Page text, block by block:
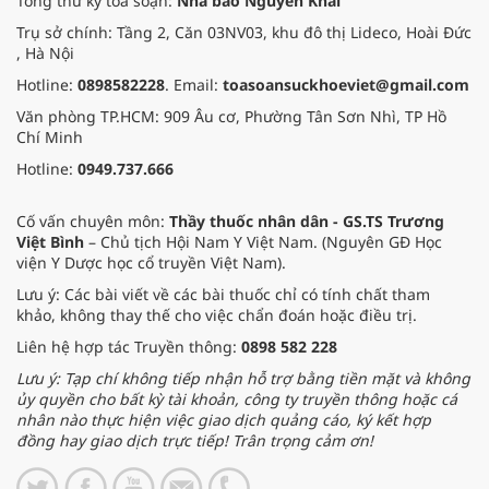
Trụ sở chính: Tầng 2, Căn 03NV03, khu đô thị Lideco, Hoài Đức
, Hà Nội
Hotline: 0898582228. Email: toasoansuckhoeviet@gmail.com
Văn phòng TP.HCM: 909 Âu cơ, Phường Tân Sơn Nhì, TP Hồ
Chí Minh
Hotline: 0949.737.666
Cố vấn chuyên môn: Thầy thuốc nhân dân - GS.TS Trương
Việt Bình – Chủ tịch Hội Nam Y Việt Nam. (Nguyên GĐ Học
viện Y Dược học cổ truyền Việt Nam).
Lưu ý: Các bài viết về các bài thuốc chỉ có tính chất tham
khảo, không thay thế cho việc chẩn đoán hoặc điều trị.
Liên hệ hợp tác Truyền thông: 0898 582 228
Lưu ý: Tạp chí không tiếp nhận hỗ trợ bằng tiền mặt và không
ủy quyền cho bất kỳ tài khoản, công ty truyền thông hoặc cá
nhân nào thực hiện việc giao dịch quảng cáo, ký kết hợp
đồng hay giao dịch trực tiếp! Trân trọng cảm ơn!